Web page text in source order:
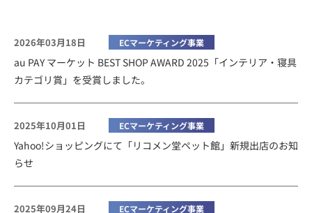
2026年03月18日 ECマーケティング事業
au PAY マーケット BEST SHOP AWARD 2025「インテリア・寝具
カテゴリ賞」を受賞しました。
2025年10月01日 ECマーケティング事業
Yahoo!ショッピングにて「リコメン堂ペット館」新規出店のお知
らせ
2025年09月24日 ECマーケティング事業